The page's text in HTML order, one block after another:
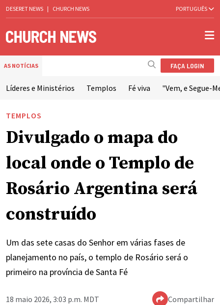
DESERET NEWS | CHURCH NEWS PORTUGUÊS
AS NOTÍCIAS FAÇA LOGIN
Líderes e Ministérios Templos Fé viva "Vem, e Segue-
TEMPLOS
Divulgado o mapa do
local onde o Templo de
Rosário Argentina será
construído
Um das sete casas do Senhor em várias fases de
planejamento no país, o templo de Rosário será o
primeiro na província de Santa Fé
18 maio 2026, 3:03 p.m. MDT Compartilhar